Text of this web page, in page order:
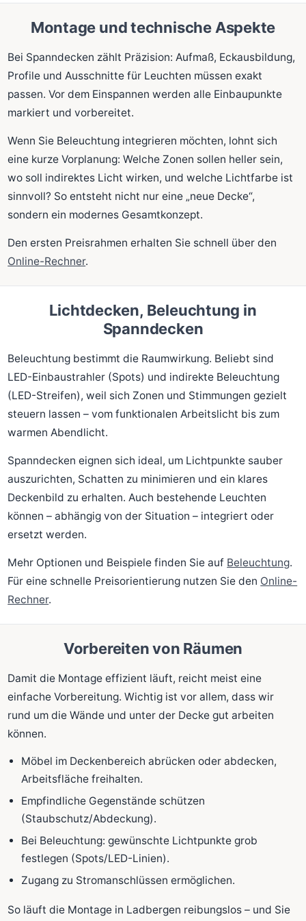
Montage und technische Aspekte
Bei Spanndecken zählt Präzision: Aufmaß, Eckausbildung,
Profile und Ausschnitte für Leuchten müssen exakt
passen. Vor dem Einspannen werden alle Einbaupunkte
markiert und vorbereitet.
Wenn Sie Beleuchtung integrieren möchten, lohnt sich
eine kurze Vorplanung: Welche Zonen sollen heller sein,
wo soll indirektes Licht wirken, und welche Lichtfarbe ist
sinnvoll? So entsteht nicht nur eine „neue Decke“,
sondern ein modernes Gesamtkonzept.
Den ersten Preisrahmen erhalten Sie schnell über den
Online-Rechner.
Lichtdecken, Beleuchtung in
Spanndecken
Beleuchtung bestimmt die Raumwirkung. Beliebt sind
LED-Einbaustrahler (Spots) und indirekte Beleuchtung
(LED-Streifen), weil sich Zonen und Stimmungen gezielt
steuern lassen – vom funktionalen Arbeitslicht bis zum
warmen Abendlicht.
Spanndecken eignen sich ideal, um Lichtpunkte sauber
auszurichten, Schatten zu minimieren und ein klares
Deckenbild zu erhalten. Auch bestehende Leuchten
können – abhängig von der Situation – integriert oder
ersetzt werden.
Mehr Optionen und Beispiele finden Sie auf Beleuchtung.
Für eine schnelle Preisorientierung nutzen Sie den Online-
Rechner.
Vorbereiten von Räumen
Damit die Montage effizient läuft, reicht meist eine
einfache Vorbereitung. Wichtig ist vor allem, dass wir
rund um die Wände und unter der Decke gut arbeiten
können.
Möbel im Deckenbereich abrücken oder abdecken,
Arbeitsfläche freihalten.
Empfindliche Gegenstände schützen
(Staubschutz/Abdeckung).
Bei Beleuchtung: gewünschte Lichtpunkte grob
festlegen (Spots/LED-Linien).
Zugang zu Stromanschlüssen ermöglichen.
So läuft die Montage in Ladbergen reibungslos – und Sie